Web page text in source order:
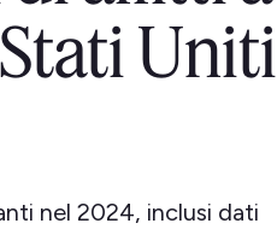
Uniti
nel 2024, inclusi dati